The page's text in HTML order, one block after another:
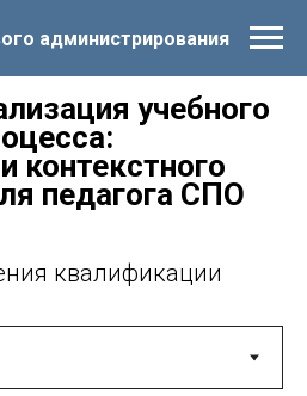
администрирования
учебного
контекстного
педагога СПО
квалификации